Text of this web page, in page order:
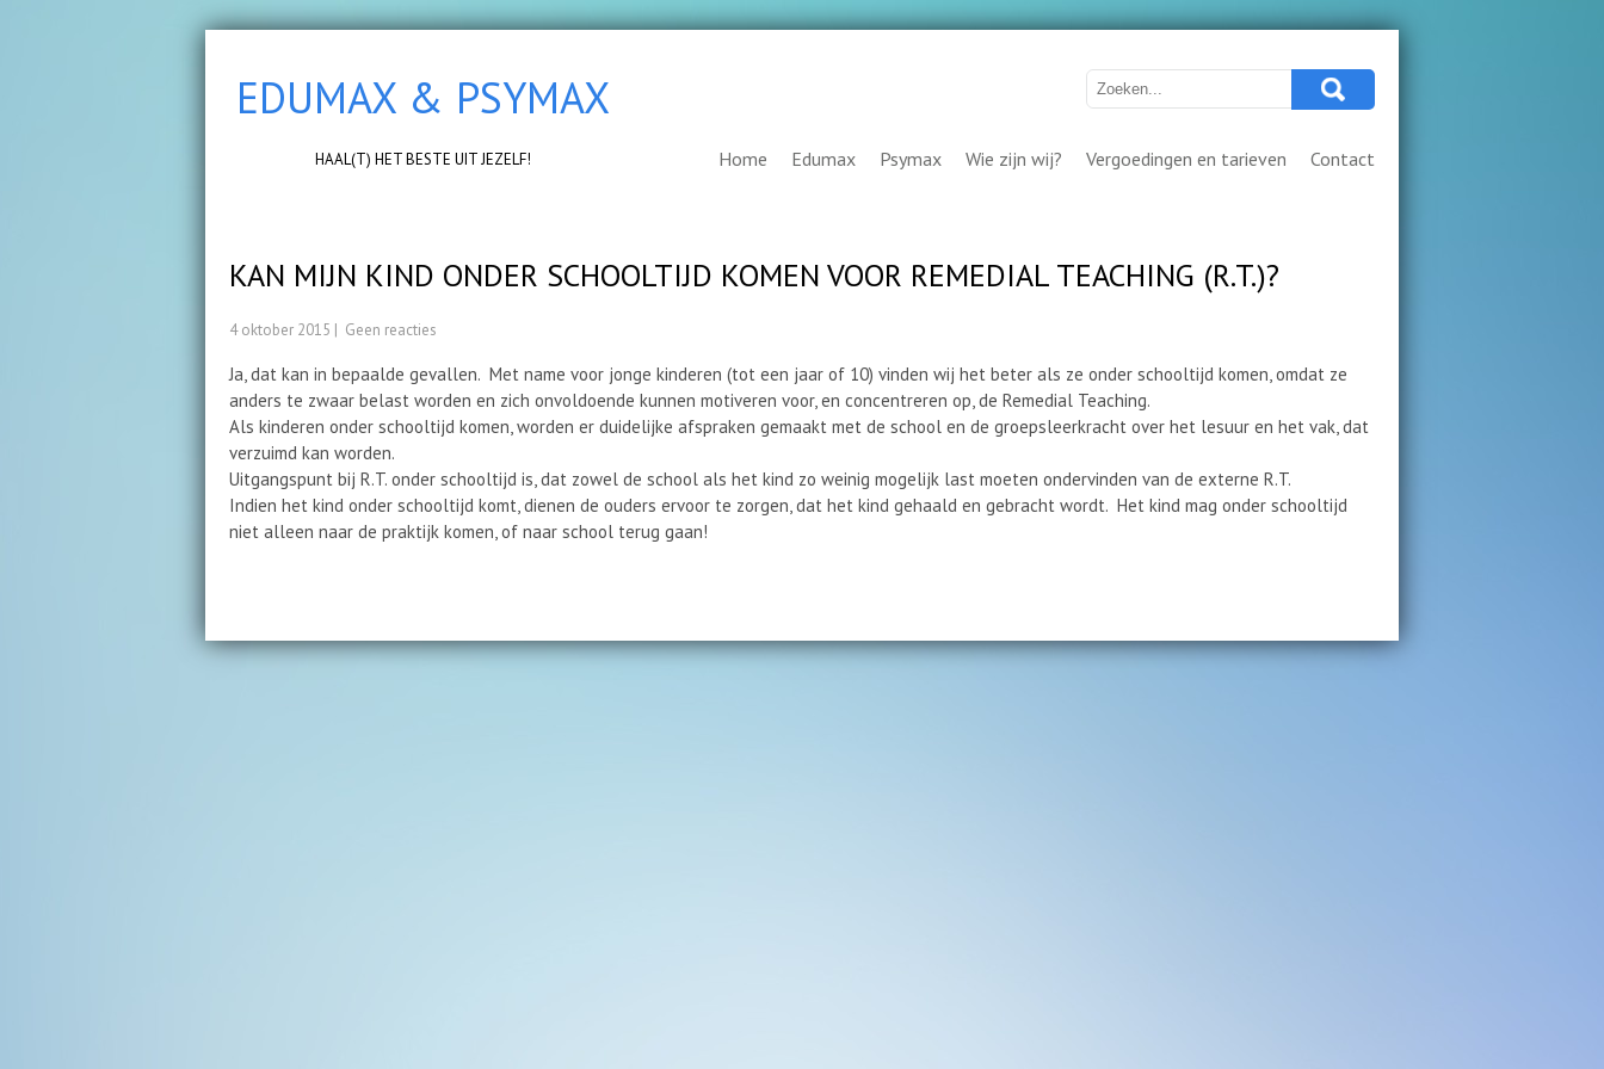
EDUMAX & PSYMAX
HAAL(T) HET BESTE UIT JEZELF! Home Edumax Psymax Wie zijn wij? Vergoedingen en tarieven Contact
KAN MIJN KIND ONDER SCHOOLTIJD KOMEN VOOR REMEDIAL TEACHING (R.T.)?
4 oktober 2015 | Geen reacties
Ja, dat kan in bepaalde gevallen. Met name voor jonge kinderen (tot een jaar of 10) vinden wij het beter als ze onder schooltijd komen, omdat ze
anders te zwaar belast worden en zich onvoldoende kunnen motiveren voor, en concentreren op, de Remedial Teaching.
Als kinderen onder schooltijd komen, worden er duidelijke afspraken gemaakt met de school en de groepsleerkracht over het lesuur en het vak, dat
verzuimd kan worden.
Uitgangspunt bij R.T. onder schooltijd is, dat zowel de school als het kind zo weinig mogelijk last moeten ondervinden van de externe R.T.
Indien het kind onder schooltijd komt, dienen de ouders ervoor te zorgen, dat het kind gehaald en gebracht wordt. Het kind mag onder schooltijd
niet alleen naar de praktijk komen, of naar school terug gaan!